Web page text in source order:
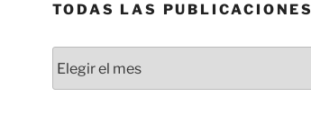
TODAS LAS PUBLICACIONES
las